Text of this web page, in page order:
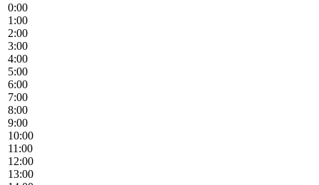
0:00
1:00
2:00
3:00
4:00
5:00
6:00
7:00
8:00
9:00
10:00
11:00
12:00
13:00